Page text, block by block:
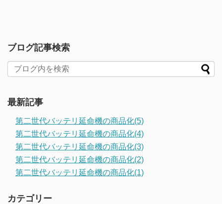
ブログ記事検索
最新記事
第二世代バッテリ延命機の商品化(5)
第二世代バッテリ延命機の商品化(4)
第二世代バッテリ延命機の商品化(3)
第二世代バッテリ延命機の商品化(2)
第二世代バッテリ延命機の商品化(1)
カテゴリー